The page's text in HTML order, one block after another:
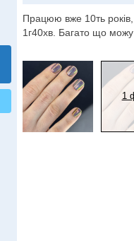
Працюю вже 10ть
1г40хв. Багато що
1